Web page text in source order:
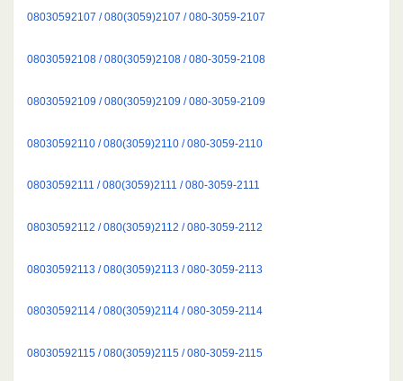
08030592107 / 080(3059)2107 / 080-3059-2107
08030592108 / 080(3059)2108 / 080-3059-2108
08030592109 / 080(3059)2109 / 080-3059-2109
08030592110 / 080(3059)2110 / 080-3059-2110
08030592111 / 080(3059)2111 / 080-3059-2111
08030592112 / 080(3059)2112 / 080-3059-2112
08030592113 / 080(3059)2113 / 080-3059-2113
08030592114 / 080(3059)2114 / 080-3059-2114
08030592115 / 080(3059)2115 / 080-3059-2115